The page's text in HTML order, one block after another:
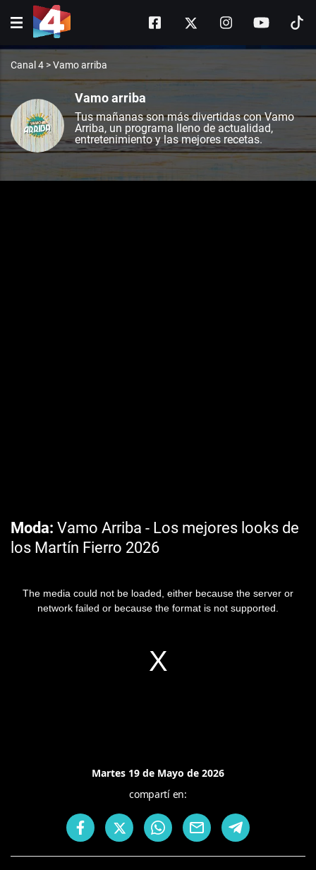
Canal 4 >Vamo arriba
Vamo arriba
Tus mañanas son más divertidas con Vamo
Arriba, un programa lleno de actualidad,
entretenimiento y las mejores recetas.
Moda Vamo Arriba - Los mejores looks de
los Martín Fierro 2026
The media could not be loaded, either because the server or
network failed or because the format is not supported.
Martes 19 de Mayo de 2026
compartí en: